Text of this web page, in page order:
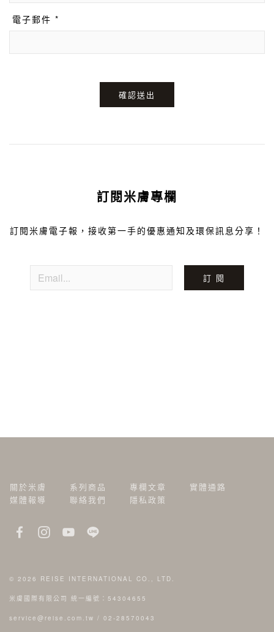
電子郵件 *
確認送出
訂閱米膚專欄
訂閱米膚電子報，接收第一手的優惠通知及環保訊息分享！
訂 閱
關於米膚 系列商品 專欄文章
實體通路
媒體報導
聯絡我們 隱私政策
© 2026 REISE INTERNATIONAL CO., LTD.
米膚國際有限公司 統一編號：54304655
service@reise.com.tw / 02-28570043